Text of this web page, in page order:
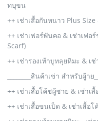
ทบุขน
++ เช่าเสื้อกันหนาว Plus
++ เช่าเฟอร์พันคอ & เช่าเฟอ
Scarf)
++ เช่ารองเท้าบูทลุยหิมะ & เ
________สินค้าเช่า สำหรับผู้าย
++ เช่าเสื้อโค้ชผู้ชาย & เช่าเ
++ เช่าเสื้อขนเป็ด & เช่าเสื้อ